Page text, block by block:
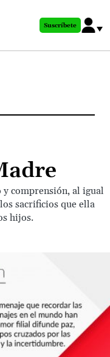
Suscríbete
comprensión, al igual
sacrificios que ella
hijos.